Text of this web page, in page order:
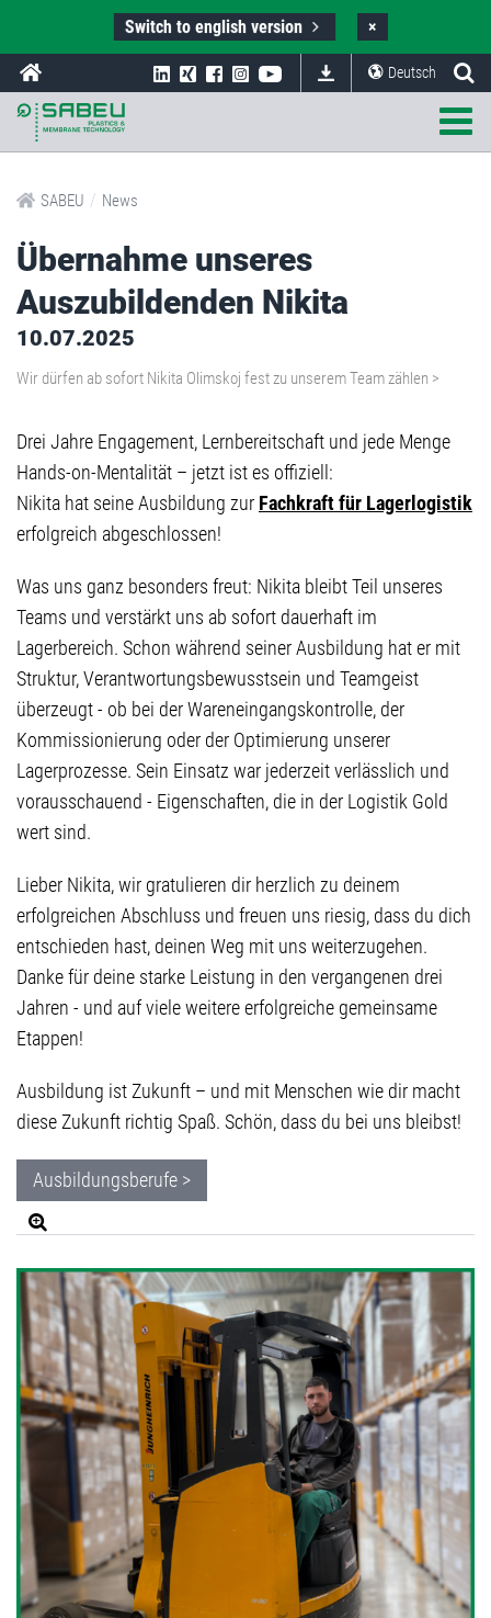
Switch to english version ×
Deutsch
SABEU / News
Übernahme unseres
Auszubildenden Nikita
10.07.2025
Wir dürfen ab sofort Nikita Olimskoj fest zu unserem Team zählen >
Drei Jahre Engagement, Lernbereitschaft und jede Menge
Hands-on-Mentalität – jetzt ist es offiziell:
Nikita hat seine Ausbildung zur Fachkraft für Lagerlogistik
erfolgreich abgeschlossen!
Was uns ganz besonders freut: Nikita bleibt Teil unseres
Teams und verstärkt uns ab sofort dauerhaft im
Lagerbereich. Schon während seiner Ausbildung hat er mit
Struktur, Verantwortungsbewusstsein und Teamgeist
überzeugt - ob bei der Wareneingangskontrolle, der
Kommissionierung oder der Optimierung unserer
Lagerprozesse. Sein Einsatz war jederzeit verlässlich und
vorausschauend - Eigenschaften, die in der Logistik Gold
wert sind.
Lieber Nikita, wir gratulieren dir herzlich zu deinem
erfolgreichen Abschluss und freuen uns riesig, dass du dich
entschieden hast, deinen Weg mit uns weiterzugehen.
Danke für deine starke Leistung in den vergangenen drei
Jahren - und auf viele weitere erfolgreiche gemeinsame
Etappen!
Ausbildung ist Zukunft – und mit Menschen wie dir macht
diese Zukunft richtig Spaß. Schön, dass du bei uns bleibst!
Ausbildungsberufe >